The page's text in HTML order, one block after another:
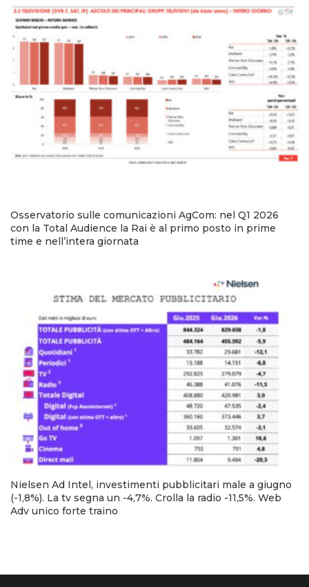
Osservatorio sulle comunicazioni AgCom: nel Q1 2026
con la Total Audience la Rai è al primo posto in prime
time e nell’intera giornata
Nielsen Ad Intel, investimenti pubblicitari male a giugno
(-1,8%). La tv segna un -4,7%. Crolla la radio -11,5%. Web
Adv unico forte traino